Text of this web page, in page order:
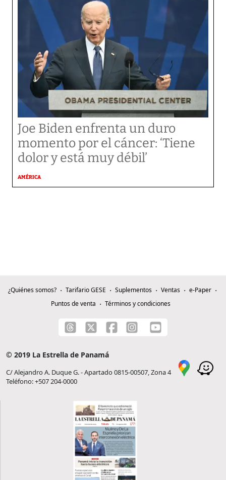
Joe Biden enfrenta un duro
momento por el cáncer: ‘Tiene
dolor y está muy débil’
AMÉRICA
¿Quiénes somos? Tarifario GESE Suplementos Ventas
e-Paper
Puntos de venta
Términos y condiciones
© 2019 La Estrella de Panamá
C/ Alejandro A. Duque G. - Apartado 0815-00507, Zona 4
Teléfono: +507 204-0000